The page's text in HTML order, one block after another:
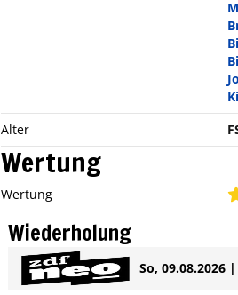
Alter
Wertung
Wertung
Wiederholung
So, 09.08.2026